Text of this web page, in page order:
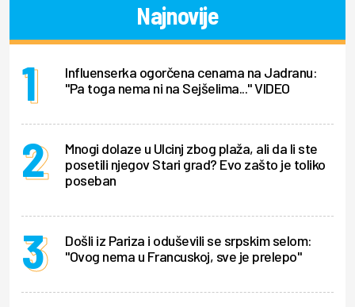
Najnovije
Influenserka ogorčena cenama na Jadranu:
"Pa toga nema ni na Sejšelima..." VIDEO
Mnogi dolaze u Ulcinj zbog plaža, ali da li ste
posetili njegov Stari grad? Evo zašto je toliko
poseban
Došli iz Pariza i oduševili se srpskim selom:
"Ovog nema u Francuskoj, sve je prelepo"